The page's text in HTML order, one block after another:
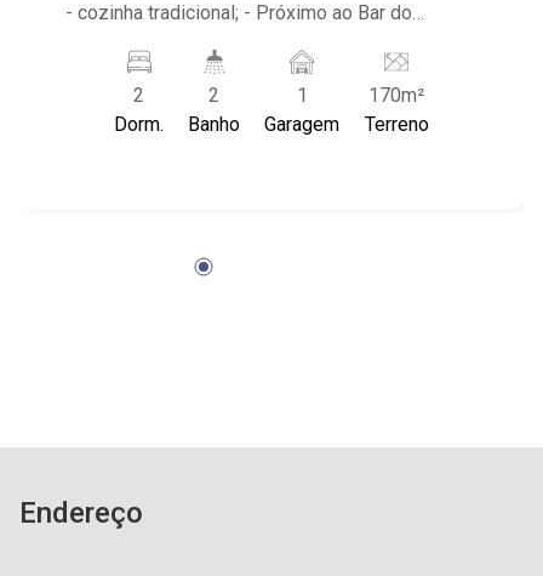
- cozinha tradicional; - Próximo ao Bar do
2
Dorm.
2
Banho
1
Garagem
170m²
Terreno
Endereço